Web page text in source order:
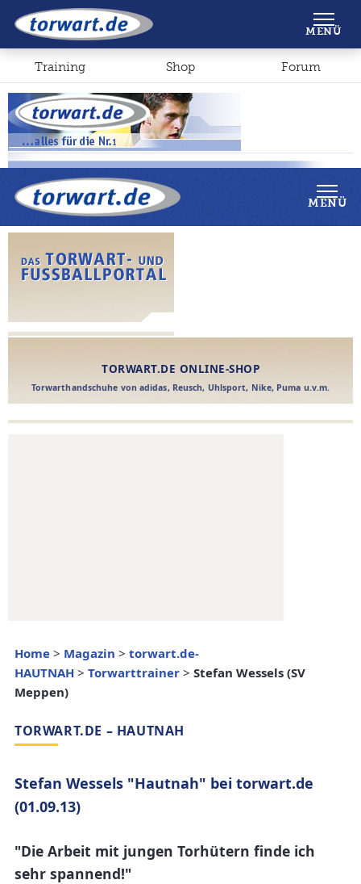
Shop Forum
MENÜ
Home > Magazin > torwart.de-
HAUTNAH > Torwarttrainer > Stefan Wessels (SV
Meppen)
TORWART.DE – HAUTNAH
Stefan Wessels "Hautnah" bei torwart.de
(01.09.13)
"Die Arbeit mit jungen Torhütern finde ich
sehr spannend!"